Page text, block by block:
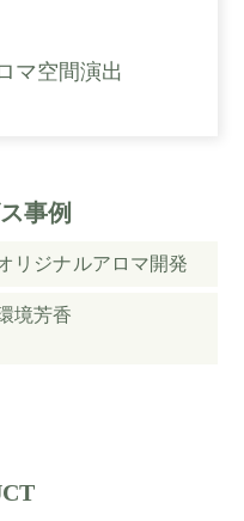
マ空間演出
事例
リジナルアロマ開発
境芳香